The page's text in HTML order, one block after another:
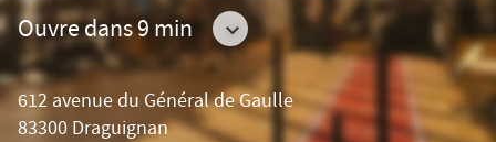
Ouvre dans 9 min
Consulter
les
horaires
612 avenue du Général de Gaulle
83300 Draguignan